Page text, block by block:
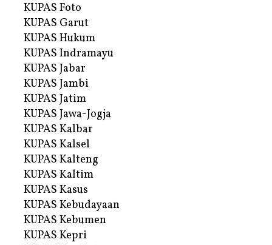
KUPAS Foto
KUPAS Garut
KUPAS Hukum
KUPAS Indramayu
KUPAS Jabar
KUPAS Jambi
KUPAS Jatim
KUPAS Jawa-Jogja
KUPAS Kalbar
KUPAS Kalsel
KUPAS Kalteng
KUPAS Kaltim
KUPAS Kasus
KUPAS Kebudayaan
KUPAS Kebumen
KUPAS Kepri